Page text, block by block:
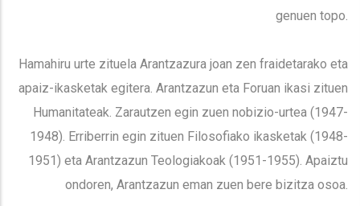
genuen topo.
Hamahiru urte zituela Arantzazura joan zen fraidetarako eta
apaiz-ikasketak egitera. Arantzazun eta Foruan ikasi zituen
Humanitateak. Zarautzen egin zuen nobizio-urtea (1947-
1948). Erriberrin egin zituen Filosofiako ikasketak (1948-
1951) eta Arantzazun Teologiakoak (1951-1955). Apaiztu
ondoren, Arantzazun eman zuen bere bizitza osoa.